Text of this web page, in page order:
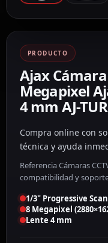
PRODUCTO
Ajax
Megapixel
4 mm AJ-
Compra online con
técnica y ayuda
Referencia Cámaras
compatibilidad y
1/3" Progressive Scan
8 Megapixel
Lente 4 mm